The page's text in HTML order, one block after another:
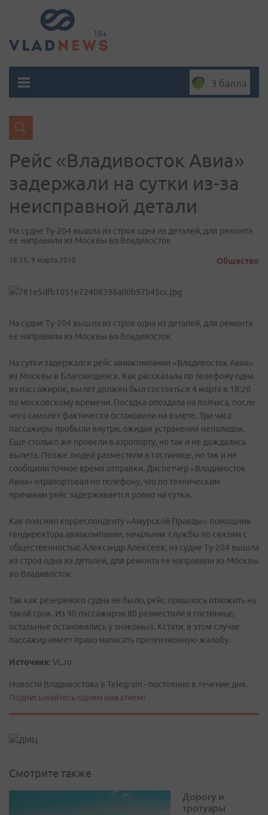
3 балла
Рейс «Владивосток Авиа»
задержали на сутки из-за
неисправной детали
На судне Ту-204 вышла из строя одна из деталей, для ремонта
ее направили из Москвы во Владивосток
18:25, 9 марта 2010 Общество
На судне Ту-204 вышла из строя одна из деталей, для ремонта
ее направили из Москвы во Владивосток
На сутки задержался рейс авиакомпании «Владивосток Авиа»
из Москвы в Благовещенск. Как рассказала по телефону одна
из пассажирок, вылет должен был состояться 4 марта в 18:20
по московскому времени. Посадка опоздала на полчаса, после
чего самолет фактически остановили на взлете. Три часа
пассажиры пробыли внутри, ожидая устранения неполадок.
Еще столько же провели в аэропорту, но так и не дождались
вылета. Позже людей разместили в гостинице, но так и не
сообщили точное время отправки. Диспетчер «Владивосток
Авиа» отрапортовал по телефону, что по техническим
причинам рейс задерживается ровно на сутки.
Как пояснил корреспонденту «Амурской Правды» помощник
гендиректора авиакомпании, начальник службы по связям с
общественностью Александр Алексеев, на судне Ту-204 вышла
из строя одна из деталей, для ремонта ее направили из Москвы
во Владивосток.
Так как резервного судна не было, рейс пришлось отложить на
такой срок. Из 90 пассажиров 80 разместили в гостинице,
остальные остановились у знакомых. Кстати, в этом случае
пассажир имеет право написать претензионную жалобу.
Источник:VL.ru
Новости Владивостока в Telegram - постоянно в течение дня.
Подписывайтесь одним нажатием!
Смотрите также
Дорогу и
тротуары